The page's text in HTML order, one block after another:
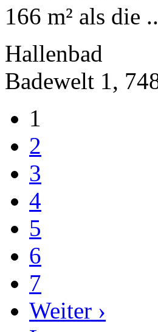
166 m² als die
Hallenbad
Badewelt 1,
1
2
3
4
5
6
7
Weiter ›